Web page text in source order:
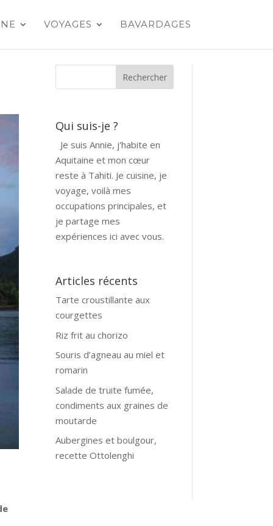
VOYAGES BAVARDAGES
Qui suis-je ?
Je suis Annie, j'habite en
Aquitaine et mon cœur
reste à Tahiti. Je cuisine, je
voyage, voilà mes
occupations principales, et
je partage mes
expériences ici avec vous.
Articles récents
Tarte croustillante aux
courgettes
Riz frit au chorizo
Souris d’agneau au miel et
romarin
Salade de truite fumée,
condiments aux graines de
moutarde
Aubergines et boulgour,
recette Ottolenghi